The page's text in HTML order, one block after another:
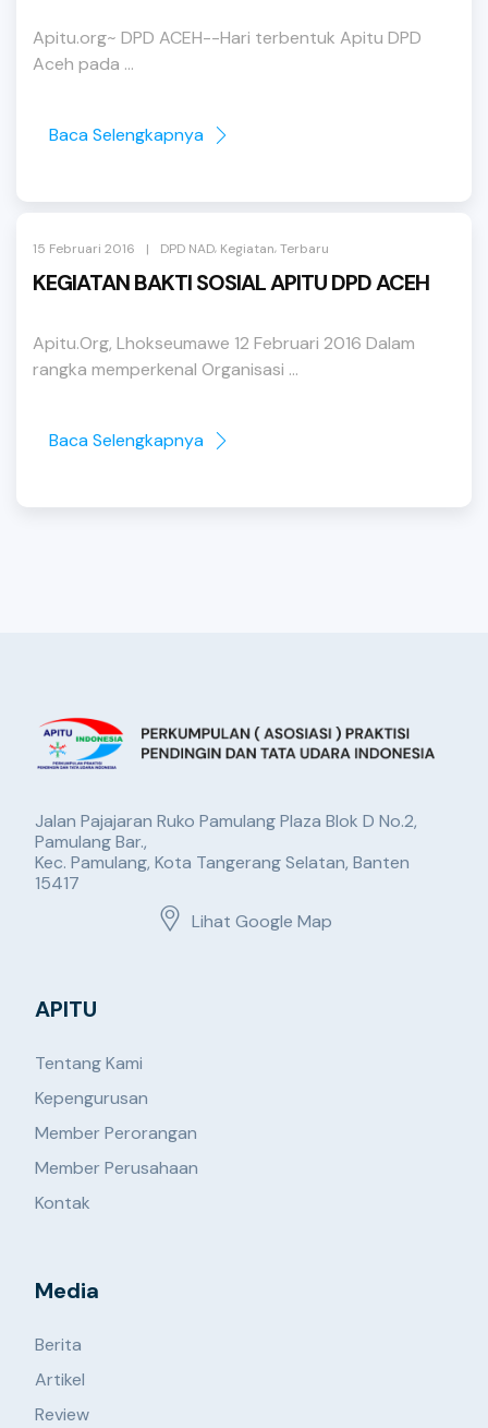
Apitu.org~ DPD ACEH--Hari terbentuk Apitu DPD
Aceh pada ...
Baca Selengkapnya
15 Februari 2016 | DPD NAD, Kegiatan,Terbaru
KEGIATAN BAKTI SOSIAL APITU DPD ACEH
Apitu.Org, Lhokseumawe 12 Februari 2016 Dalam
rangka memperkenal Organisasi ...
Baca Selengkapnya
Jalan Pajajaran Ruko Pamulang Plaza Blok D No.2,
Pamulang Bar.,
Kec. Pamulang, Kota Tangerang Selatan, Banten
15417
Lihat Google Map
APITU
Tentang Kami
Kepengurusan
Member Perorangan
Member Perusahaan
Kontak
Media
Berita
Artikel
Review